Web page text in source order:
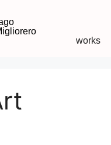
works